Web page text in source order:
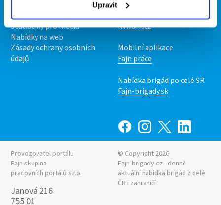
Upravit
Statistiky pro média
Nabídky na web
Zásady ochrany osobních
údajů
INwork.cz
Mobilní aplikace
Fajn práce
Nabídka brigád po celé SR
Fajn-brigady.sk
Provozovatel portálu
Fajn skupina
pracovních portálů s.r.o.
Janová 216
755 01
© Copyright 2026
Fajn-brigady.cz - denně
aktuální nabídka brigád z celé
ČR i zahraničí